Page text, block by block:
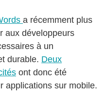
a récemment plus
aux développeurs
à un
durable. Deux
ont donc été
applications sur mobile.